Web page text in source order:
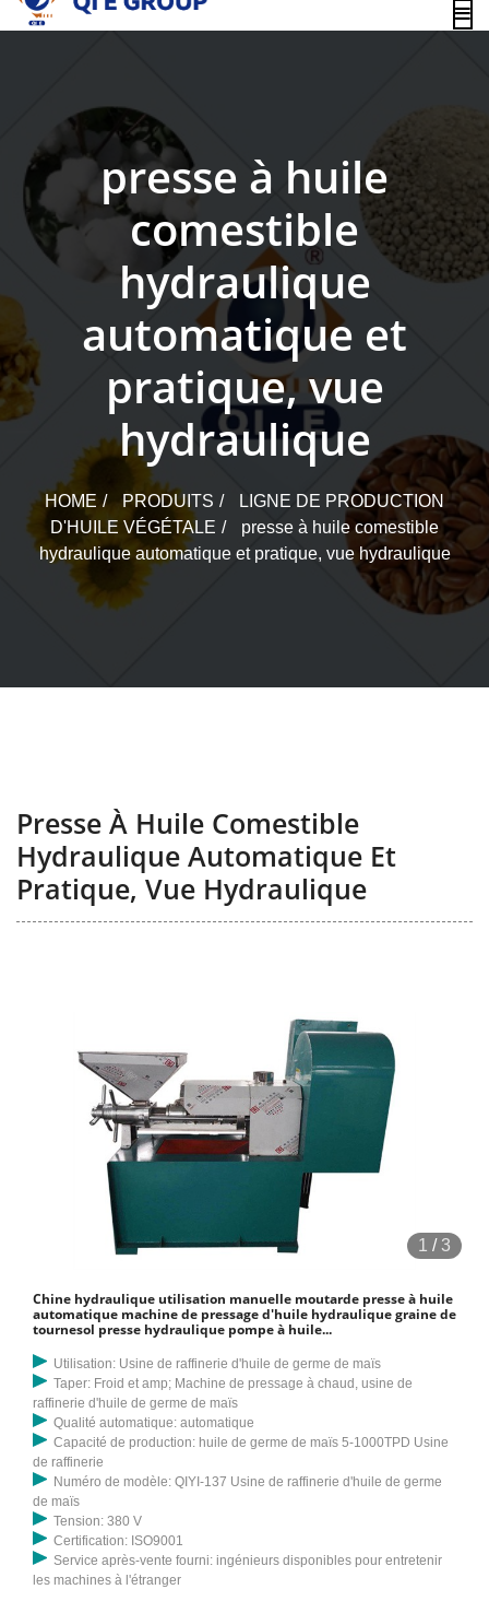
content
presse à huile
comestible
hydraulique
automatique et
pratique, vue
hydraulique
HOME PRODUITS
LIGNE DE PRODUCTION
D'HUILE VÉGÉTALE
presse à huile comestible
hydraulique automatique et pratique, vue hydraulique
Presse À Huile Comestible
Hydraulique Automatique Et
Pratique, Vue Hydraulique
1 /3
Chine hydraulique utilisation manuelle moutarde presse à huile
automatique machine de pressage d'huile hydraulique graine de
tournesol presse hydraulique pompe à huile...
Utilisation: Usine de raffinerie d'huile de germe de maïs
Taper: Froid et amp; Machine de pressage à chaud, usine de
raffinerie d'huile de germe de maïs
Qualité automatique: automatique
Capacité de production: huile de germe de maïs 5-1000TPD Usine
de raffinerie
Numéro de modèle: QIYI-137 Usine de raffinerie d'huile de germe
de maïs
Tension: 380 V
Certification: ISO9001
Service après-vente fourni: ingénieurs disponibles pour entretenir
les machines à l'étranger